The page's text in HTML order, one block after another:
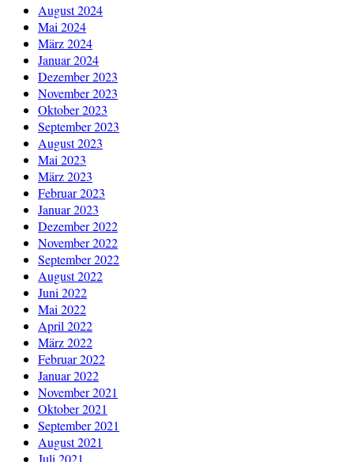
August 2024
Mai 2024
März 2024
Januar 2024
Dezember 2023
November 2023
Oktober 2023
September 2023
August 2023
Mai 2023
März 2023
Februar 2023
Januar 2023
Dezember 2022
November 2022
September 2022
August 2022
Juni 2022
Mai 2022
April 2022
März 2022
Februar 2022
Januar 2022
November 2021
Oktober 2021
September 2021
August 2021
Juli 2021